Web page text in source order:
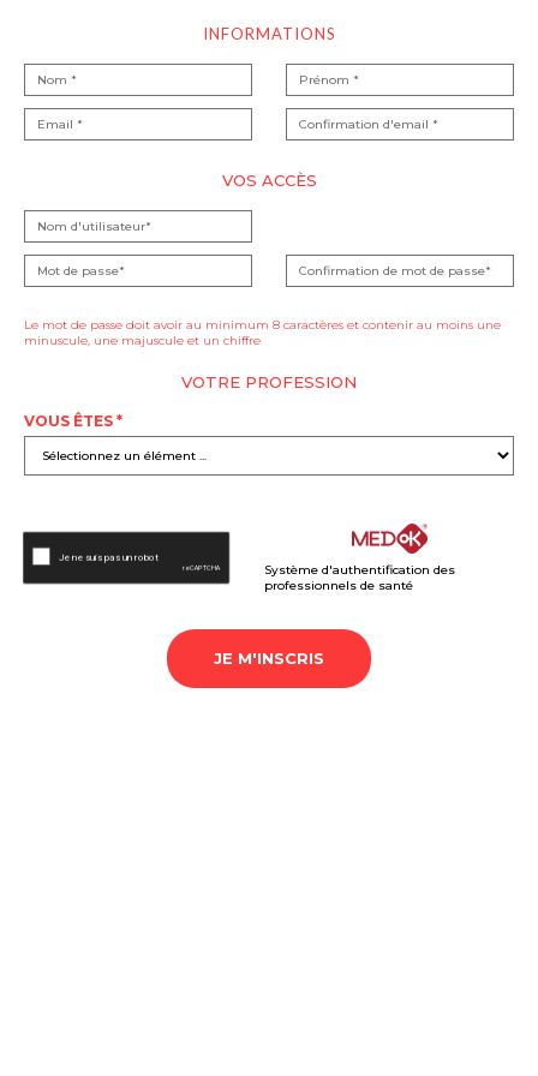
INFORMATIONS
VOS ACCÈS
Le mot de passe doit avoir au minimum 8 caractères et contenir au moins une
minuscule, une majuscule et un chiffre
VOTRE PROFESSION
VOUS ÊTES *
Système d'authentification des
professionnels de santé
JE M'INSCRIS